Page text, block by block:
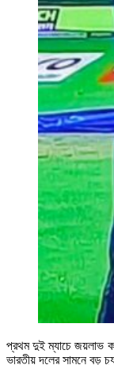
প্রথম দুই ম্যাচে জয়লাভ
ভারতীয় দলের সামনে বড়